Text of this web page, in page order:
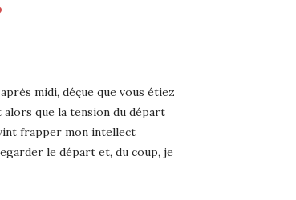
midi, déçue que vous étiez
alors que la tension du départ
frapper mon intellect
le départ et, du coup, je